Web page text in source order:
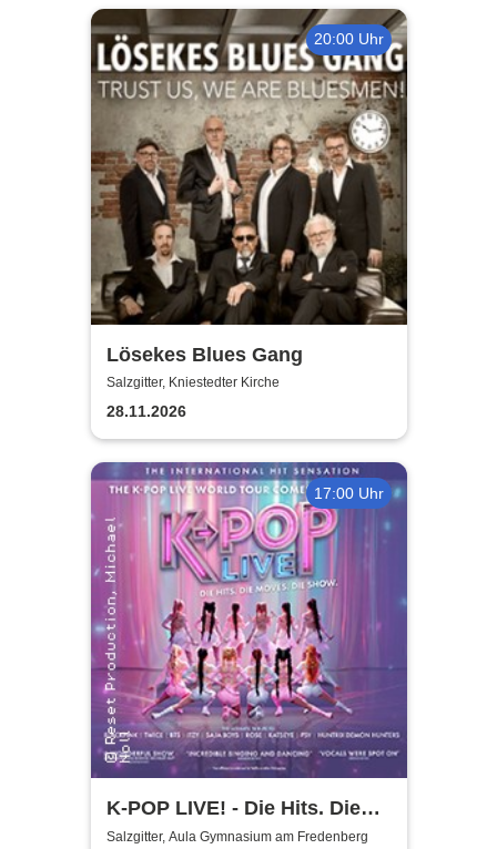
20:00 Uhr
Lösekes Blues Gang
Salzgitter, Kniestedter Kirche
28.11.2026
17:00 Uhr
K-POP LIVE! - Die Hits. Die
Moves. Die Show.
Salzgitter, Aula Gymnasium am Fredenberg